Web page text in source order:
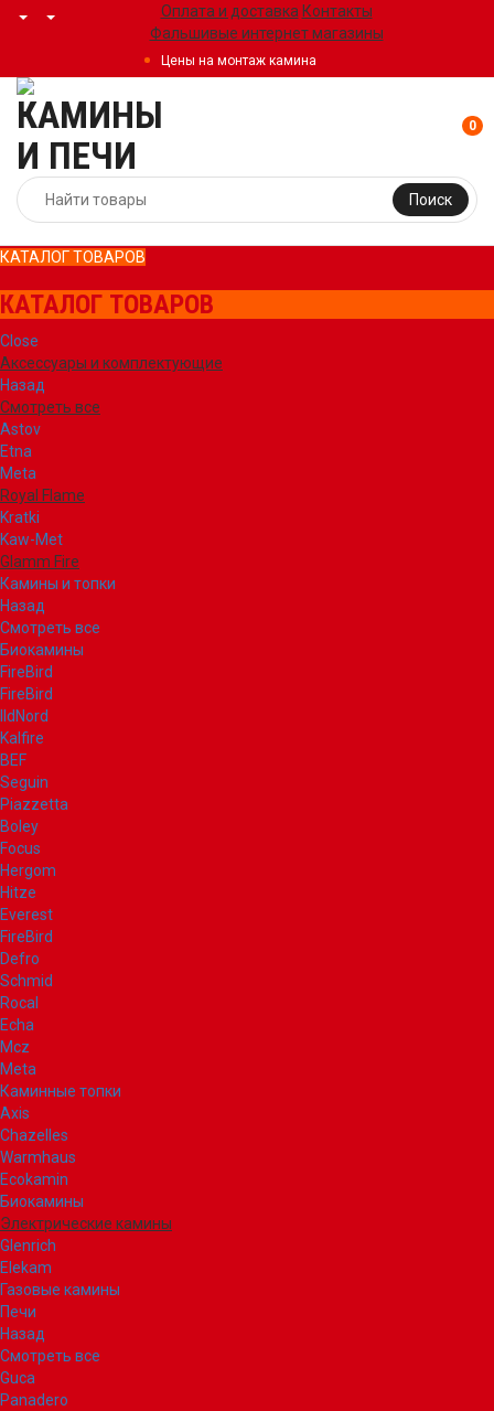
Оплата и доставка Контакты
Фальшивые интернет магазины
Цены на монтаж камина
Поиск
0
КАТАЛОГ ТОВАРОВ
КАТАЛОГ ТОВАРОВ
Close
Аксессуары и комплектующие
Назад
Смотреть все
Astov
Etna
Meta
Royal Flame
Kratki
Kaw-Met
Glamm Fire
Камины и топки
Назад
Смотреть все
Биокамины
FireBird
FireBird
IldNord
Kalfire
BEF
Seguin
Piazzetta
Boley
Focus
Hergom
Hitze
Everest
FireBird
Defro
Schmid
Rocal
Echa
Mcz
Meta
Каминные топки
Axis
Chazelles
Warmhaus
Ecokamin
Биокамины
Электрические камины
Glenrich
Elekam
Газовые камины
Печи
Назад
Смотреть все
Guca
Panadero